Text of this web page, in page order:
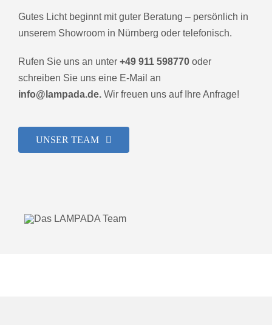
Gutes Licht beginnt mit guter Beratung – persönlich in
unserem Showroom in Nürnberg oder telefonisch.
Rufen Sie uns an unter +49 911 598770 oder
schreiben Sie uns eine E-Mail an
info@lampada.de. Wir freuen uns auf Ihre Anfrage!
UNSER TEAM